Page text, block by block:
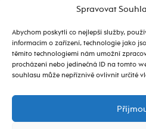
Spravovat
Abychom poskytli co nejlepší služby,
informacím o zařízení, technologie jako
těmito technologiemi nám umožní
procházení nebo jedinečná ID na tomto
souhlasu může nepříznivě ovlivnit určité
Tady to
design od